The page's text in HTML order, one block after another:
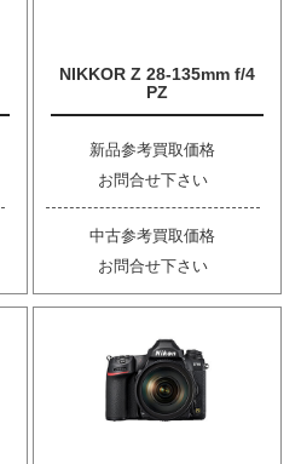
NIKKOR Z 28-135mm f/4
PZ
新品参考買取価格
お問合せ下さい
中古参考買取価格
お問合せ下さい